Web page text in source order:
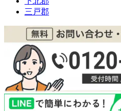
三戸郡